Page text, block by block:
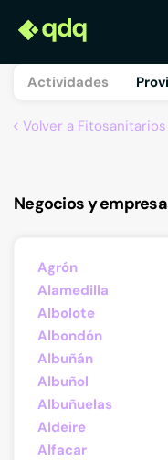
Actividades
Volver a Fitosanitarios
Negocios y
Agrón
Alamedilla
Albolote
Albondón
Albuñán
Albuñol
Albuñuelas
Aldeire
Alfacar